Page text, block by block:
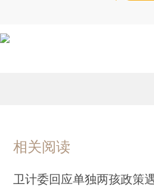
相关阅读
卫计委回应单独两孩政策